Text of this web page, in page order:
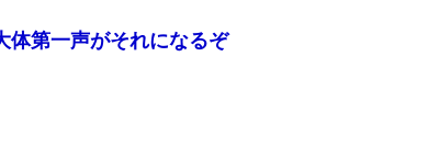
体第一声がそれになるぞ